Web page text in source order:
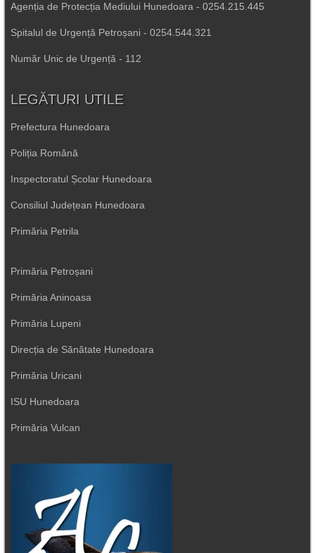
Agenția de Protecția Mediului Hunedoara - 0254.215.445
Spitalul de Urgență Petroșani - 0254.544.321
Număr Unic de Urgență - 112
LEGĂTURI UTILE
Prefectura Hunedoara
Poliția Română
Inspectoratul Școlar Hunedoara
Consiliul Județean Hunedoara
Primăria Petrila
Primăria Petroșani
Primăria Aninoasa
Primăria Lupeni
Direcția de Sănătate Hunedoara
Primăria Uricani
ISU Hunedoara
Primăria Vulcan